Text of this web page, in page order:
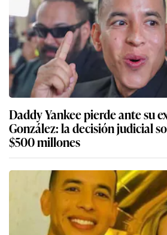
Daddy Yankee pierde ante su
González: la decisión judicial
$500 millones